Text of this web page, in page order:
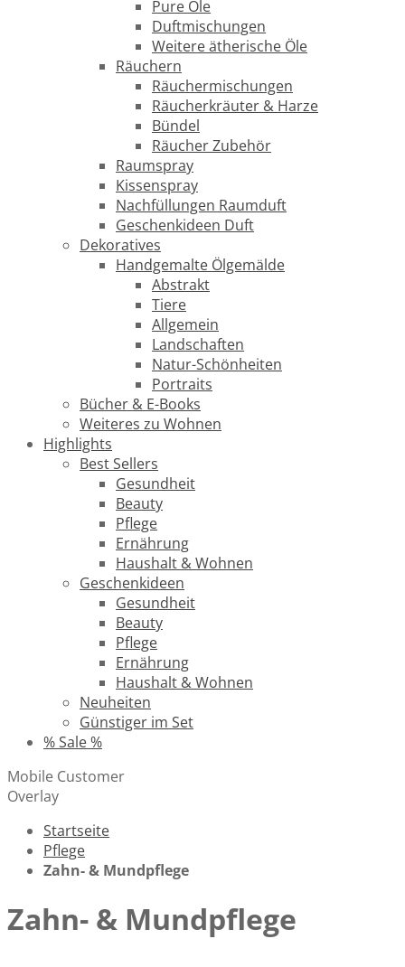
Pure Öle
Duftmischungen
Weitere ätherische Öle
Räuchern
Räuchermischungen
Räucherkräuter & Harze
Bündel
Räucher Zubehör
Raumspray
Kissenspray
Nachfüllungen Raumduft
Geschenkideen Duft
Dekoratives
Handgemalte Ölgemälde
Abstrakt
Tiere
Allgemein
Landschaften
Natur-Schönheiten
Portraits
Bücher & E-Books
Weiteres zu Wohnen
Highlights
Best Sellers
Gesundheit
Beauty
Pflege
Ernährung
Haushalt & Wohnen
Geschenkideen
Gesundheit
Beauty
Pflege
Ernährung
Haushalt & Wohnen
Neuheiten
Günstiger im Set
% Sale %
Mobile Customer
Overlay
Startseite
Pflege
Zahn- & Mundpflege
Zahn- & Mundpflege